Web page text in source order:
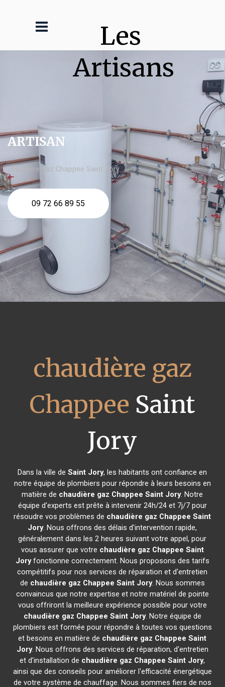
Les
Artisans
ARTISAN
chaudière gaz Chappee Saint Jory
09 72 66 89 55
chaudière gaz
Chappee Saint
Jory
Dans la ville deSaint Jory, les habitants ont confiance en
notre équipe de plombiers pour répondre à leurs besoins en
matière de chaudière gaz Chappee Saint Jory. Notre
équipe d'experts est prête à intervenir 24h/24 et 7j/7 pour
résoudre vos problèmes de chaudière gaz Chappee Saint
Jory. Nous offrons des délais d'intervention rapide,
généralement dans les 2 heures suivant votre appel, pour
vous assurer que votre chaudière gaz Chappee Saint
Joryfonctionne correctement. Nous proposons des tarifs
compétitifs pour nos services de réparation et d'entretien
de chaudière gaz Chappee Saint Jory. Nous sommes
convaincus que notre expertise et notre matériel de pointe
vous offriront la meilleure expérience possible pour votre
chaudière gaz Chappee Saint Jory. Notre équipe de
plombiers est formée pour répondre à toutes vos questions
et besoins en matière de chaudière gaz Chappee Saint
Jory. Nous offrons des services de réparation, d'entretien
et d'installation de chaudière gaz Chappee Saint Jory,
ainsi que des conseils pour améliorer l'efficacité énergétique
de votre système de chauffage. Nous sommes fiers de nos